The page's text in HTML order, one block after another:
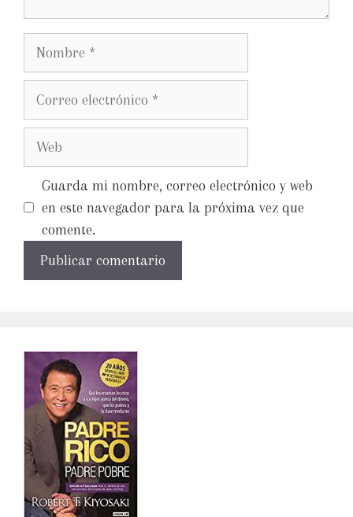
Guarda mi nombre, correo electrónico y web
en este navegador para la próxima vez que
comente.